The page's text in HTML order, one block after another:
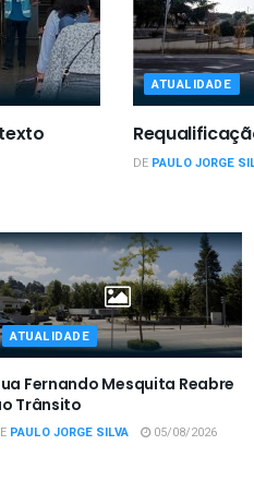
ATUALIDADE
DE PAULO JORGE
ATUALIDADE
Fernando Mesquita Reabre
Trânsito
PAULO JORGE SILVA 05/08/2026